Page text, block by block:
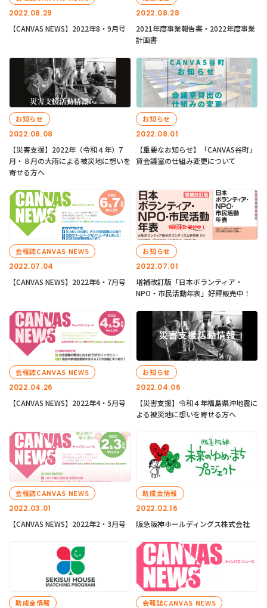
2022.08.29
【CANVAS NEWS】2022年8・9月号
2022.08.28
2021年度事業報告書・2022年度事業
計画書
2022.08.08
お知らせ
【災害支援】2022年（令和４年）7
月・８月の大雨による被災地に想いを
寄せる方へ
2022.08.01
お知らせ
【重要なお知らせ】「CANVAS谷町」
貸会議室の仕組み変更について
2022.07.04
会報誌CANVAS NEWS
【CANVAS NEWS】2022年6・7月号
2022.07.01
お知らせ
増補改訂版「日本ボランティア・
NPO・市民活動年表」好評販売中！
2022.04.26
会報誌CANVAS NEWS
【CANVAS NEWS】2022年4・5月号
2022.04.06
お知らせ
【災害支援】令和４年福島県沖地震に
よる被災地に想いを寄せる方へ
2022.03.01
会報誌CANVAS NEWS
【CANVAS NEWS】2022年2・3月号
2022.02.16
助成金情報
阪急阪神ホールディングス株式会社
助成金情報 会報誌CANVAS NEWS